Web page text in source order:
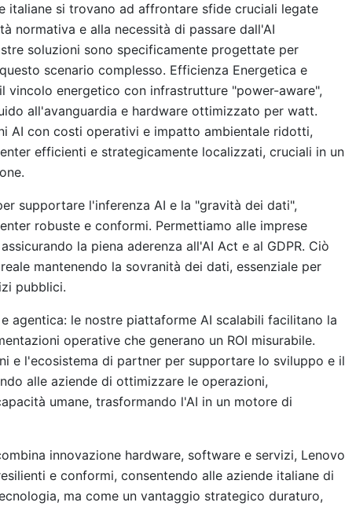
italiane si trovano ad affrontare sfide cruciali legate
normativa e alla necessità di passare dall'AI
soluzioni sono specificamente progettate per
scenario complesso. Efficienza Energetica e
vincolo energetico con infrastrutture "power-aware",
all'avanguardia e hardware ottimizzato per watt.
AI con costi operativi e impatto ambientale ridotti,
efficienti e strategicamente localizzati, cruciali in un
supportare l'inferenza AI e la "gravità dei dati",
robuste e conformi. Permettiamo alle imprese
la piena aderenza all'AI Act e al GDPR. Ciò
mantenendo la sovranità dei dati, essenziale per
pubblici.
agentica: le nostre piattaforme AI scalabili facilitano la
operative che generano un ROI misurabile.
e l'ecosistema di partner per supportare lo sviluppo e il
alle aziende di ottimizzare le operazioni,
umane, trasformando l'AI in un motore di
innovazione hardware, software e servizi, Lenovo
e conformi, consentendo alle aziende italiane di
ma come un vantaggio strategico duraturo,